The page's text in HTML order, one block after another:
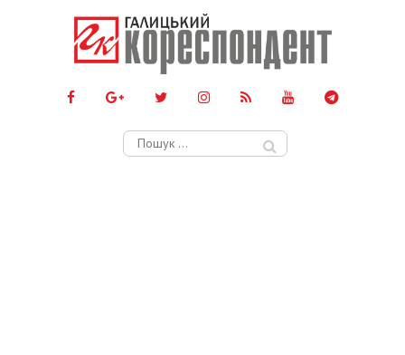
Пошук: